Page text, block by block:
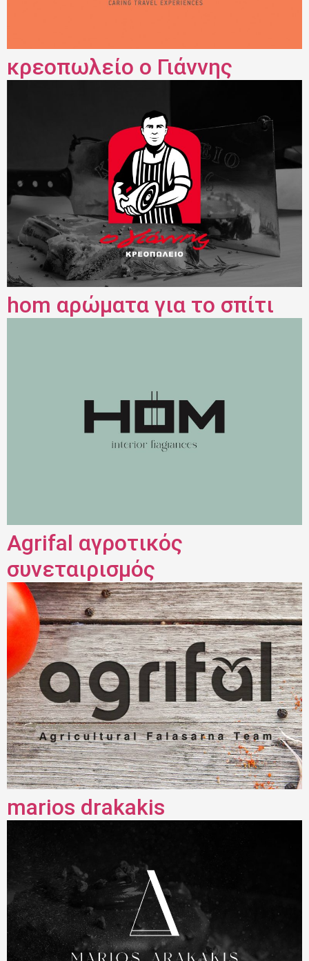
κρεοπωλείο ο Γιάννης
hom αρώματα για το σπίτι
Agrifal αγροτικός
συνεταιρισμός
marios drakakis